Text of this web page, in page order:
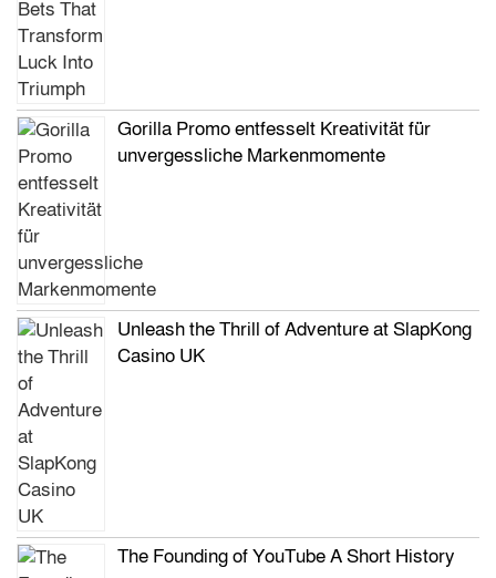
Gorilla Promo entfesselt Kreativität für
unvergessliche Markenmomente
Unleash the Thrill of Adventure at SlapKong
Casino UK
The Founding of YouTube A Short History